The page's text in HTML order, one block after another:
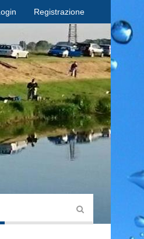
Registrazione